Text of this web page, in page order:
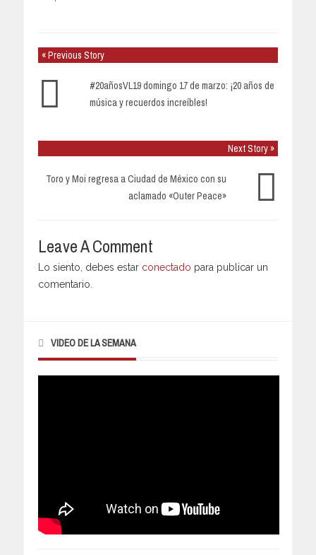
« Previous Story
#20añosVL19 domingo 17 de marzo: ¡20 años de
música y recuerdos increíbles!
Next Story »
Toro y Moi regresa a Ciudad de México con su
aclamado «Outer Peace»
Leave A Comment
Lo siento, debes estar conectado para publicar un
comentario.
VIDEO DE LA SEMANA